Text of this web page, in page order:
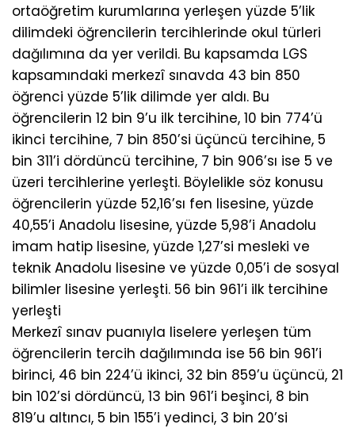
ortaöğretim kurumlarına yerleşen yüzde 5’lik
dilimdeki öğrencilerin tercihlerinde okul türleri
dağılımına da yer verildi. Bu kapsamda LGS
kapsamındaki merkezî sınavda 43 bin 850
öğrenci yüzde 5’lik dilimde yer aldı. Bu
öğrencilerin 12 bin 9’u ilk tercihine, 10 bin 774’ü
ikinci tercihine, 7 bin 850’si üçüncü tercihine, 5
bin 311’i dördüncü tercihine, 7 bin 906’sı ise 5 ve
üzeri tercihlerine yerleşti. Böylelikle söz konusu
öğrencilerin yüzde 52,16’sı fen lisesine, yüzde
40,55’i Anadolu lisesine, yüzde 5,98’i Anadolu
imam hatip lisesine, yüzde 1,27’si mesleki ve
teknik Anadolu lisesine ve yüzde 0,05’i de sosyal
bilimler lisesine yerleşti. 56 bin 961’i ilk tercihine
yerleşti
Merkezî sınav puanıyla liselere yerleşen tüm
öğrencilerin tercih dağılımında ise 56 bin 961’i
birinci, 46 bin 224’ü ikinci, 32 bin 859’u üçüncü, 21
bin 102’si dördüncü, 13 bin 961’i beşinci, 8 bin
819’u altıncı, 5 bin 155’i yedinci, 3 bin 20’si